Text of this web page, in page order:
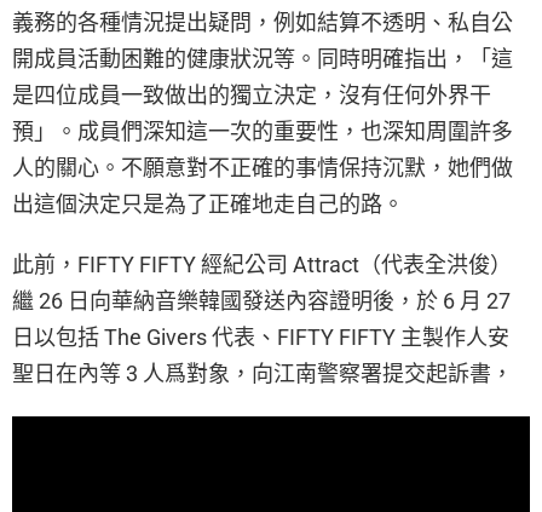
義務的各種情況提出疑問，例如結算不透明、私自公
開成員活動困難的健康狀況等。同時明確指出，「這
是四位成員一致做出的獨立決定，沒有任何外界干
預」。成員們深知這一次的重要性，也深知周圍許多
人的關心。不願意對不正確的事情保持沉默，她們做
出這個決定只是為了正確地走自己的路。
此前，FIFTY FIFTY 經紀公司 Attract（代表全洪俊）
繼 26 日向華納音樂韓國發送內容證明後，於 6 月 27
日以包括 The Givers 代表、FIFTY FIFTY 主製作人安
聖日在內等 3 人爲對象，向江南警察署提交起訴書，